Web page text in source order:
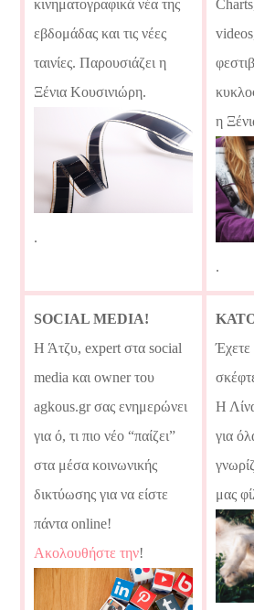
κινηματογραφικά νέα της
εβδομάδας και τις νέες
ταινίες. Παρουσιάζει η
Ξένια Κουσινιώρη.
.
η
.
SOCIAL MEDIA!
Η Άτζυ, expert στα social
media και owner του
agkous.gr σας ενημερώνει
για ό, τι πιο νέο “παίζει”
στα μέσα κοινωνικής
δικτύωσης για να είστε
πάντα online!
Ακολουθήστε την!
Έχετε
Η
για
μας